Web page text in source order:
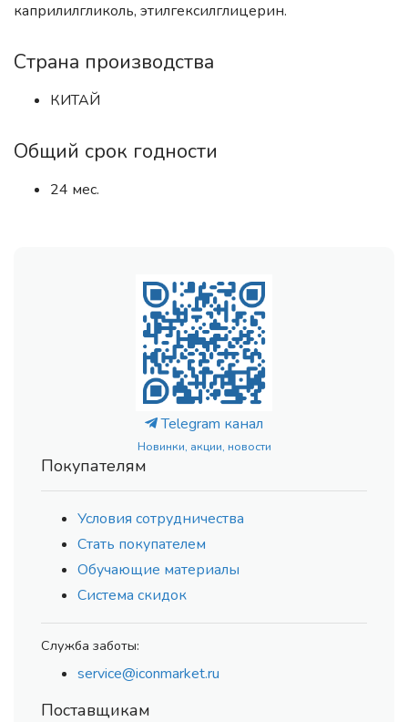
каприлилгликоль, этилгексилглицерин.
Страна производства
КИТАЙ
Общий срок годности
24 мес.
Telegram канал
Новинки, акции, новости
Покупателям
Условия сотрудничества
Стать покупателем
Обучающие материалы
Система скидок
Служба заботы:
service@iconmarket.ru
Поставщикам